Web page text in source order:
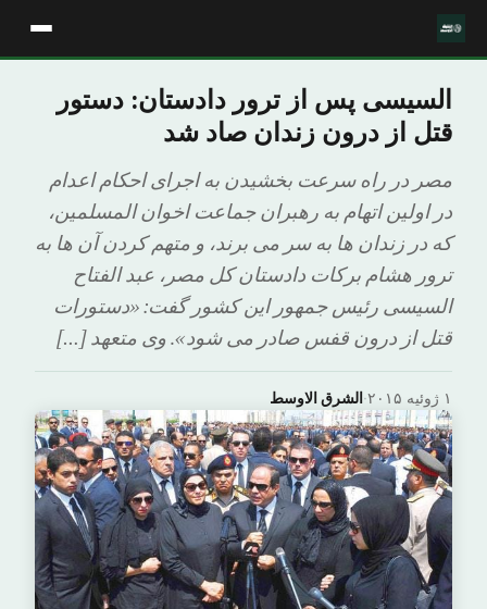
السیسی پس از ترور دادستان: دستور
قتل از درون زندان صاد شد
مصر در راه سرعت بخشیدن به اجرای احکام اعدام
در اولین اتهام به رهبران جماعت اخوان المسلمین،
که در زندان ها به سر می برند، و متهم کردن آن ها به
ترور هشام برکات دادستان کل مصر، عبد الفتاح
السیسی رئیس جمهور این کشور گفت: «دستورات
قتل از درون قفس صادر می شود». وی متعهد […]
الشرق الاوسط· ۱ ژوئیه ۲۰۱۵